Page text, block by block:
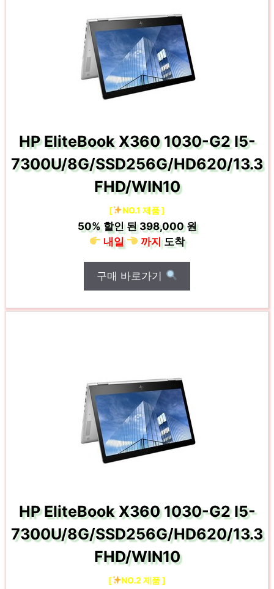
HP EliteBook X360 1030-G2 I5-
7300U/8G/SSD256G/HD620/13.3
FHD/WIN10
[ NO.1 제품 ]
50%할인 된398,000 원
내일
까지도착
구매 바로가기
HP EliteBook X360 1030-G2 I5-
7300U/8G/SSD256G/HD620/13.3
FHD/WIN10
[ NO.2 제품 ]